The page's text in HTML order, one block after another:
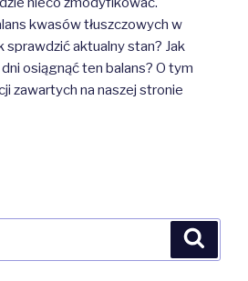
kwasów tłuszczowych w
sprawdzić aktualny stan? Jak
osiągnąć ten balans? O tym
zawartych na naszej stronie